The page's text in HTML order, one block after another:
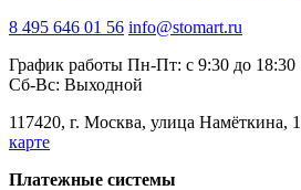
8 495 646 01 56 info@stomart.ru
График работы Пн-Пт: с 9:30 до 18:30
Сб-Вс: Выходной
117420, г. Москва, улица Намёткина,
карте
Платежные системы